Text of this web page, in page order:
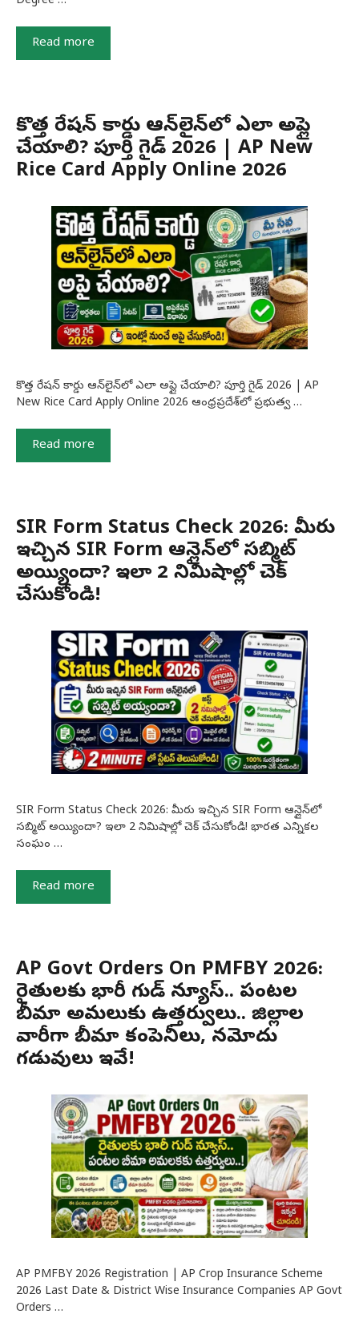
Read more
కొత్త రేషన్ కార్డు ఆన్‌లైన్‌లో ఎలా అప్లై
చేయాలి? పూర్తి గైడ్ 2026 | AP New
Rice Card Apply Online 2026
కొత్త రేషన్ కార్డు ఆన్‌లైన్‌లో ఎలా అప్లై చేయాలి? పూర్తి గైడ్ 2026 | AP
New Rice Card Apply Online 2026 ఆంధ్రప్రదేశ్‌లో ప్రభుత్వ …
Read more
SIR Form Status Check 2026: మీరు
ఇచ్చిన SIR Form ఆన్లైన్‌లో సబ్మిట్
అయ్యిందా? ఇలా 2 నిమిషాల్లో చెక్
చేసుకోండి!
SIR Form Status Check 2026: మీరు ఇచ్చిన SIR Form ఆన్లైన్‌లో
సబ్మిట్ అయ్యిందా? ఇలా 2 నిమిషాల్లో చెక్ చేసుకోండి! భారత ఎన్నికల
సంఘం …
Read more
AP Govt Orders On PMFBY 2026:
రైతులకు భారీ గుడ్ న్యూస్.. పంటల
బీమా అమలుకు ఉత్తర్వులు.. జిల్లాల
వారీగా బీమా కంపెనీలు, నమోదు
గడువులు ఇవే!
AP PMFBY 2026 Registration | AP Crop Insurance Scheme
2026 Last Date & District Wise Insurance Companies AP Govt
Orders …